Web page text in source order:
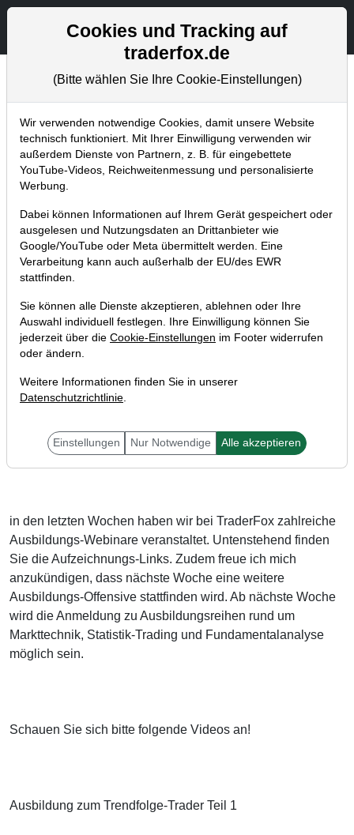
Aktien- und Artikelsuche
Aktuelles
Home Blog Aktuelles
7 neue TraderFox-
Ausbildungsvideos und neue
Ausbildungsoffensive!
10.08.2018 um 16:48 Uhr | TraderFox GmbH
Liebe Trader,
in den letzten Wochen haben wir bei TraderFox zahlreiche
Ausbildungs-Webinare veranstaltet. Untenstehend finden
Sie die Aufzeichnungs-Links. Zudem freue ich mich
anzukündigen, dass nächste Woche eine weitere
Ausbildungs-Offensive stattfinden wird. Ab nächste Woche
wird die Anmeldung zu Ausbildungsreihen rund um
Markttechnik, Statistik-Trading und Fundamentalanalyse
möglich sein.
Schauen Sie sich bitte folgende Videos an!
Ausbildung zum Trendfolge-Trader Teil 1
Cookies und Tracking auf
traderfox.de
(Bitte wählen Sie Ihre Cookie-Einstellungen)
Wir verwenden notwendige Cookies, damit unsere Website
technisch funktioniert. Mit Ihrer Einwilligung verwenden wir
außerdem Dienste von Partnern, z. B. für eingebettete
YouTube-Videos, Reichweitenmessung und personalisierte
Werbung.
Dabei können Informationen auf Ihrem Gerät gespeichert oder
ausgelesen und Nutzungsdaten an Drittanbieter wie
Google/YouTube oder Meta übermittelt werden. Eine
Verarbeitung kann auch außerhalb der EU/des EWR
stattfinden.
Sie können alle Dienste akzeptieren, ablehnen oder Ihre
Auswahl individuell festlegen. Ihre Einwilligung können Sie
jederzeit über die Cookie-Einstellungen im Footer widerrufen
oder ändern.
Weitere Informationen finden Sie in unserer
Datenschutzrichtlinie.
Einstellungen Nur Notwendige Alle akzeptieren